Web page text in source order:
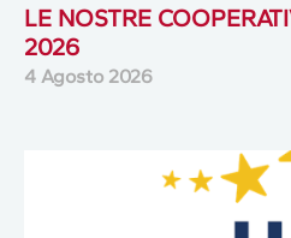
LE NOSTRE
2026
4 Agosto 2026